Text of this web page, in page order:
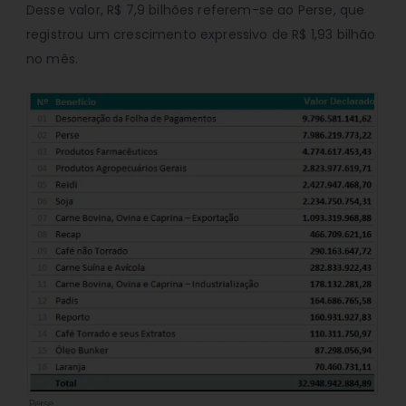
Desse valor, R$ 7,9 bilhões referem-se ao Perse, que
registrou um crescimento expressivo de R$ 1,93 bilhão
no mês.